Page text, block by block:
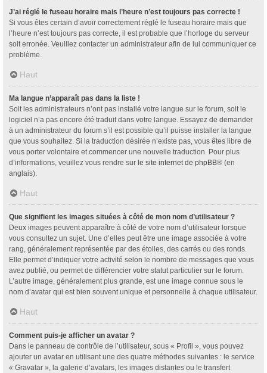
J’ai réglé le fuseau horaire mais l’heure n’est toujours pas correcte !
Si vous êtes certain d’avoir correctement réglé le fuseau horaire mais que
l’heure n’est toujours pas correcte, il est probable que l’horloge du serveur
soit erronée. Veuillez contacter un administrateur afin de lui communiquer ce
problème.
Haut
Ma langue n’apparaît pas dans la liste !
Soit les administrateurs n’ont pas installé votre langue sur le forum, soit le
logiciel n’a pas encore été traduit dans votre langue. Essayez de demander
à un administrateur du forum s’il est possible qu’il puisse installer la langue
que vous souhaitez. Si la traduction désirée n’existe pas, vous êtes libre de
vous porter volontaire et commencer une nouvelle traduction. Pour plus
d’informations, veuillez vous rendre sur le site internet de phpBB® (en
anglais).
Haut
Que signifient les images situées à côté de mon nom d’utilisateur ?
Deux images peuvent apparaître à côté de votre nom d’utilisateur lorsque
vous consultez un sujet. Une d’elles peut être une image associée à votre
rang, généralement représentée par des étoiles, des carrés ou des ronds.
Elle permet d’indiquer votre activité selon le nombre de messages que vous
avez publié, ou permet de différencier votre statut particulier sur le forum.
L’autre image, généralement plus grande, est une image connue sous le
nom d’avatar qui est bien souvent unique et personnelle à chaque utilisateur.
Haut
Comment puis-je afficher un avatar ?
Dans le panneau de contrôle de l’utilisateur, sous « Profil », vous pouvez
ajouter un avatar en utilisant une des quatre méthodes suivantes : le service
« Gravatar », la galerie d’avatars, les images distantes ou le transfert